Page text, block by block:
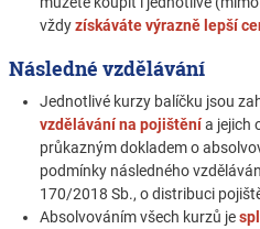
vždyzískáváte výrazně lepší
Následné vzdělávání
Jednotlivé kurzy balíčku jsou
vzdělávání na pojištěnía jejich
průkazným dokladem o
podmínky následného
170/2018 Sb., o distribuci
Absolvováním všech kurzů je